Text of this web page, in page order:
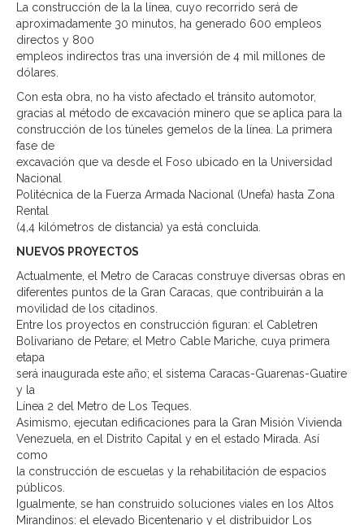
La construcción de la la línea, cuyo recorrido será de
aproximadamente 30 minutos, ha generado 600 empleos
directos y 800
empleos indirectos tras una inversión de 4 mil millones de
dólares.
Con esta obra, no ha visto afectado el tránsito automotor,
gracias al método de excavación minero que se aplica para la
construcción de los túneles gemelos de la línea. La primera
fase de
excavación que va desde el Foso ubicado en la Universidad
Nacional
Politécnica de la Fuerza Armada Nacional (Unefa) hasta Zona
Rental
(4,4 kilómetros de distancia) ya está concluida.
NUEVOS PROYECTOS
Actualmente, el Metro de Caracas construye diversas obras en
diferentes puntos de la Gran Caracas, que contribuirán a la
movilidad de los citadinos.
Entre los proyectos en construcción figuran: el Cabletren
Bolivariano de Petare; el Metro Cable Mariche, cuya primera
etapa
será inaugurada este año; el sistema Caracas-Guarenas-Guatire
y la
Línea 2 del Metro de Los Teques.
Asimismo, ejecutan edificaciones para la Gran Misión Vivienda
Venezuela, en el Distrito Capital y en el estado Mirada. Así
como
la construcción de escuelas y la rehabilitación de espacios
públicos.
Igualmente, se han construido soluciones viales en los Altos
Mirandinos: el elevado Bicentenario y el distribuidor Los